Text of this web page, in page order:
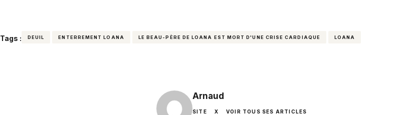
Tags : DEUIL ENTERREMENT LOANA LE BEAU-PÈRE DE LOANA EST MORT D'UNE CRISE CARDIAQUE LOANA
Arnaud
SITE X VOIR TOUS SES ARTICLES